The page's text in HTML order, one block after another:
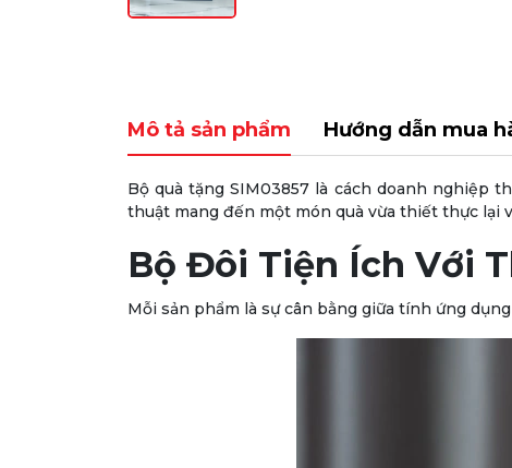
Mô tả sản phẩm Hướng dẫn mua
Bộ quà tặng SIM03857 là cách doanh nghiệp
thuật mang đến một món quà vừa thiết thực lại
Bộ Đôi Tiện Ích Với
Mỗi sản phẩm là sự cân bằng giữa tính ứng